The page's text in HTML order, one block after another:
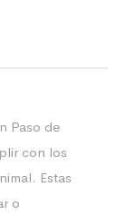
Paso de
con los
Estas
o